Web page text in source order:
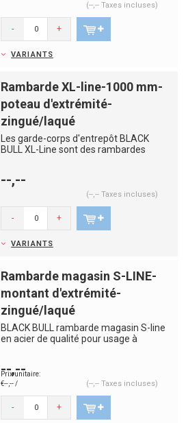
(--,-- Taxes incluses)
- +
VARIANTS
Rambarde XL-line-1000 mm-
poteau d'extrémité-
zingué/laqué
Les garde-corps d'entrepôt BLACK
BULL XL-Line sont des rambardes
--,--
(--,-- Taxes incluses)
- +
VARIANTS
Rambarde magasin S-LINE-
montant d'extrémité-
zingué/laqué
BLACK BULL rambarde magasin S-line
en acier de qualité pour usage à
--,--
Prix unitaire:
€--,-- /
(--,-- Taxes incluses)
- +